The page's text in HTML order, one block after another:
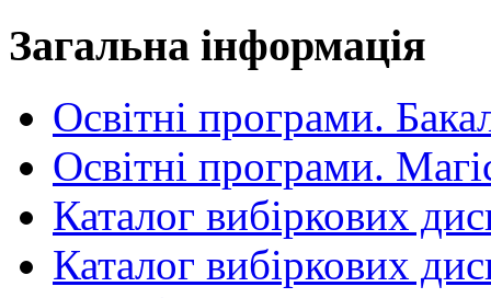
Загальна інформація
Освітні програми.
Освітні програми.
Каталог вибіркових
Каталог вибіркових